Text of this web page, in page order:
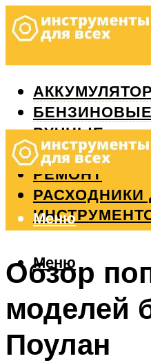
БЕНЗИНОВЫЕ
РУЧНЫЕ
РЕМОНТ
РАСХОДНИКИ
Меню
Меню
Обзор
моделей
Поулан